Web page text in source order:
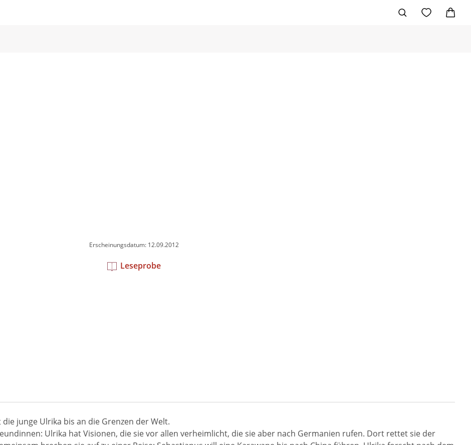
Erscheinungsdatum: 12.09.2012
Leseprobe
junge Ulrika bis an die Grenzen der Welt.
Ulrika hat Visionen, die sie vor allen verheimlicht, die sie aber nach Germanien rufen. Dort rettet sie der